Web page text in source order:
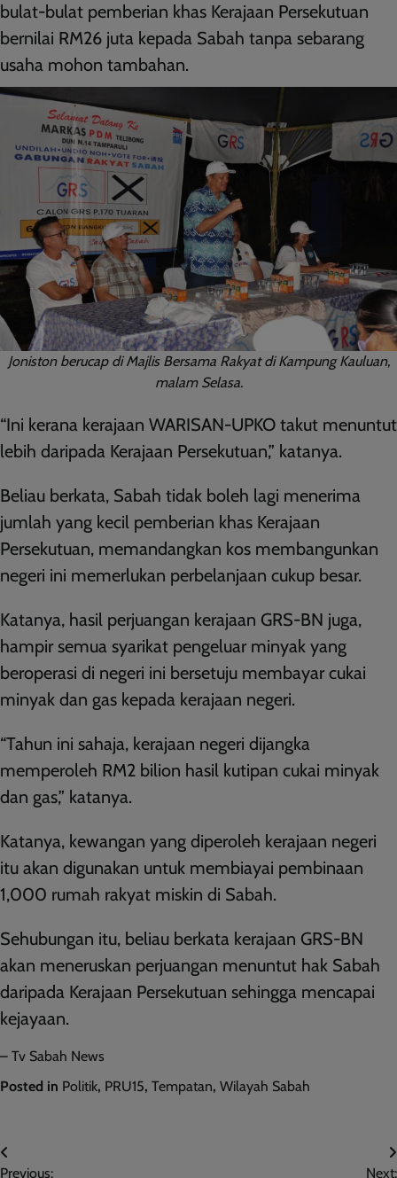
bulat-bulat pemberian khas Kerajaan Persekutuan
bernilai RM26 juta kepada Sabah tanpa sebarang
usaha mohon tambahan.
Joniston berucap di Majlis Bersama Rakyat di Kampung Kauluan,
malam Selasa.
“Ini kerana kerajaan WARISAN-UPKO takut menuntut
lebih daripada Kerajaan Persekutuan,” katanya.
Beliau berkata, Sabah tidak boleh lagi menerima
jumlah yang kecil pemberian khas Kerajaan
Persekutuan, memandangkan kos membangunkan
negeri ini memerlukan perbelanjaan cukup besar.
Katanya, hasil perjuangan kerajaan GRS-BN juga,
hampir semua syarikat pengeluar minyak yang
beroperasi di negeri ini bersetuju membayar cukai
minyak dan gas kepada kerajaan negeri.
“Tahun ini sahaja, kerajaan negeri dijangka
memperoleh RM2 bilion hasil kutipan cukai minyak
dan gas,” katanya.
Katanya, kewangan yang diperoleh kerajaan negeri
itu akan digunakan untuk membiayai pembinaan
1,000 rumah rakyat miskin di Sabah.
Sehubungan itu, beliau berkata kerajaan GRS-BN
akan meneruskan perjuangan menuntut hak Sabah
daripada Kerajaan Persekutuan sehingga mencapai
kejayaan.
– Tv Sabah News
Posted in Politik, PRU15, Tempatan, Wilayah Sabah
Post
Previous: Next: